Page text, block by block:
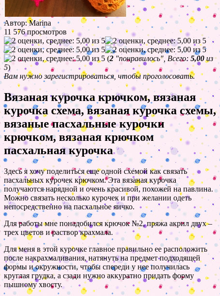
Автор: Marina
11 576 просмотров
(2 "понравилось", Всего: 5,00из
5)
Вам нужно зарегистрироваться, чтобы проголосовать.
Вязаная курочка крючком, вязаная
курочка схема, вязаная курочка схемы,
вязаные пасхальные курочки
крючком, вязаная крючком
пасхальная курочка
Здесь я хочу поделиться еще одной схемой как связать
пасхальных курочек крючком. Эта вязаная курочка
получаются нарядной и очень красивой, похожей на павлина.
Можно связать несколько курочек и при желании одеть
непосредственно на пасхальное яичко.
Для работы мне понадобился крючок №2, пряжа акрил двух –
трех цветов и раствор крахмала.
Для меня в этой курочке главное правильно ее расположить
после накрахмаливания, натянуть на предмет подходящей
формы и окружности, чтобы спереди у нее получилась
круглая грудка, а сзади нужно аккуратно придать форму
пышному хвосту.